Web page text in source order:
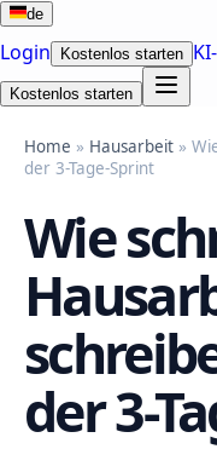
de
Login Kostenlos starten
Kostenlos starten
Home » Hausarbeit »
der 3-Tage-Sprint
Wie
der 3-